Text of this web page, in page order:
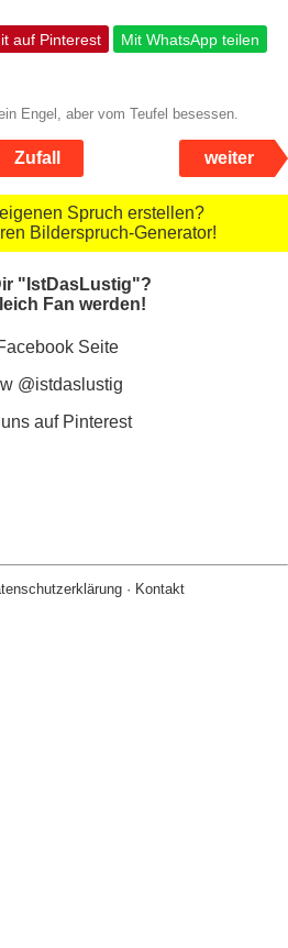
auf Pinterest Mit WhatsApp teilen
Engel, aber vom Teufel besessen.
Zufall weiter
Spruch erstellen?
Bilderspruch-Generator!
"IstDasLustig"?
Fan werden!
Seite
@istdaslustig
auf Pinterest
· Kontakt